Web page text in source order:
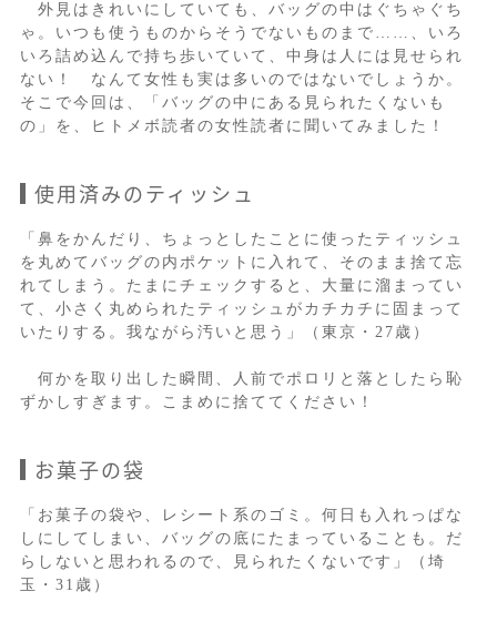
外見はきれいにしていても、バッグの中はぐちゃぐち
ゃ。いつも使うものからそうでないものまで……、いろ
いろ詰め込んで持ち歩いていて、中身は人には見せられ
ない！ なんて女性も実は多いのではないでしょうか。
そこで今回は、「バッグの中にある見られたくないも
の」を、ヒトメボ読者の女性読者に聞いてみました！
使用済みのティッシュ
「鼻をかんだり、ちょっとしたことに使ったティッシュ
を丸めてバッグの内ポケットに入れて、そのまま捨て忘
れてしまう。たまにチェックすると、大量に溜まってい
て、小さく丸められたティッシュがカチカチに固まって
いたりする。我ながら汚いと思う」（東京・27歳）
何かを取り出した瞬間、人前でポロリと落としたら恥
ずかしすぎます。こまめに捨ててください！
お菓子の袋
「お菓子の袋や、レシート系のゴミ。何日も入れっぱな
しにしてしまい、バッグの底にたまっていることも。だ
らしないと思われるので、見られたくないです」（埼
玉・31歳）